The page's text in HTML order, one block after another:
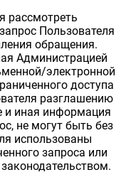
рассмотреть
Пользователя
обращения.
Администрацией
электронной
доступа
разглашению
и иная информация
не могут быть без
использованы
запроса или